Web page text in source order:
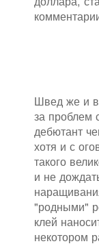
Швед же и
за проблем
дебютант
хотя и с
такого
и не
"родными"
клей
некотором